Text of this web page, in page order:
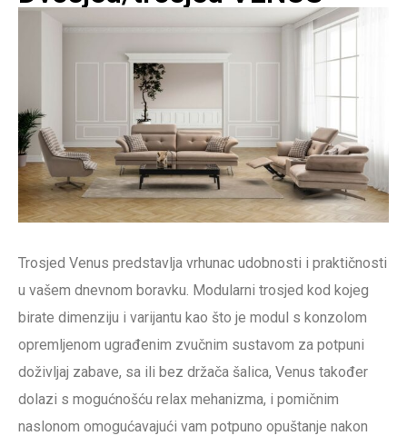
Trosjed Venus predstavlja vrhunac udobnosti i praktičnosti
u vašem dnevnom boravku. Modularni trosjed kod kojeg
birate dimenziju i varijantu kao što je modul s konzolom
opremljenom ugrađenim zvučnim sustavom za potpuni
doživljaj zabave, sa ili bez držača šalica, Venus također
dolazi s mogućnošću relax mehanizma, i pomičnim
naslonom omogućavajući vam potpuno opuštanje nakon